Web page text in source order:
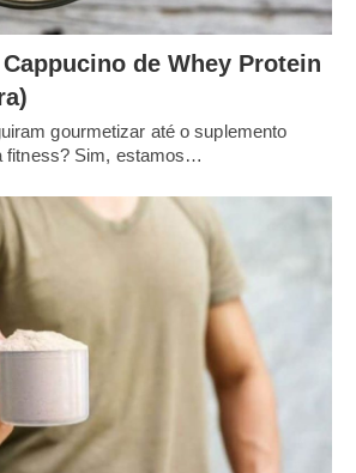
de Whey Protein
gourmetizar até o suplemento
fitness? Sim, estamos…